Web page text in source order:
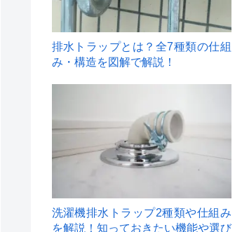
排水トラップとは？全7種類の仕組
み・構造を図解で解説！
洗濯機排水トラップ2種類や仕組み
を解説！知っておきたい機能や選び